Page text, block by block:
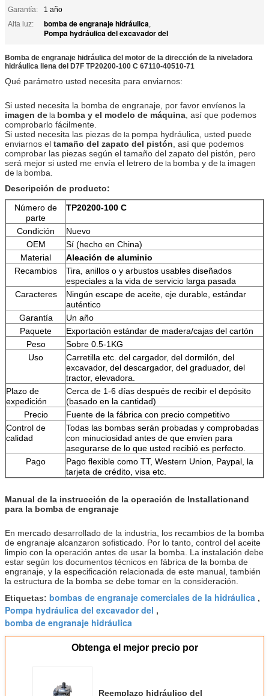
Garantía:
1 año
Alta luz:
bomba de engranaje hidráulica,
Pompa hydráulica del excavador del
Bomba de engranaje hidráulica del motor de la dirección de la niveladora
hidráulica llena del D7F TP20200-100 C 67110-40510-71
Qué parámetro usted necesita para enviarnos:
Si usted necesita la bomba de engranaje, por favor envíenos la
imagen de la bomba y el modelo de máquina , así que podemos
comprobarlo fácilmente.
Si usted necesita las piezas de la pompa hydráulica, usted puede
enviarnos el tamaño del zapato del pistón , así que podemos
comprobar las piezas según el tamaño del zapato del pistón, pero
será mejor si usted me envía el letrero de la bomba y de la imagen
de la bomba.
Descripción de producto:
Número de
parte
TP20200-100 C
Condición
Nuevo
OEM
Sí (hecho en China)
Material
Aleación de aluminio
Recambios
Tira, anillos o y arbustos usables diseñados
especiales a la vida de servicio larga pasada
Caracteres
Ningún escape de aceite, eje durable, estándar
auténtico
Garantía
Un año
Paquete
Exportación estándar de madera/cajas del cartón
Peso
Sobre 0.5-1KG
Uso
Carretilla etc. del cargador, del dormilón, del
excavador, del descargador, del graduador, del
tractor, elevadora.
Plazo de
expedición
Cerca de 1-6 días después de recibir el depósito
(basado en la cantidad)
Precio
Fuente de la fábrica con precio competitivo
Control de
calidad
Todas las bombas serán probadas y comprobadas
con minuciosidad antes de que envíen para
asegurarse de lo que usted recibió es perfecto.
Pago
Pago flexible como TT, Western Union, Paypal, la
tarjeta de crédito, visa etc.
Manual de la instrucción de la operación de Installationand
para la bomba de engranaje
En mercado desarrollado de la industria, los recambios de la bomba
de engranaje alcanzaron sofisticado. Por lo tanto, control del aceite
limpio con la operación antes de usar la bomba. La instalación debe
estar según los documentos técnicos en fábrica de la bomba de
engranaje, y la especificación relacionada de este manual, también
la estructura de la bomba se debe tomar en la consideración.
Etiquetas: bombas de engranaje comerciales de la hidráulica ,
Pompa hydráulica del excavador del ,
bomba de engranaje hidráulica
Obtenga el mejor precio por
Reemplazo hidráulico del